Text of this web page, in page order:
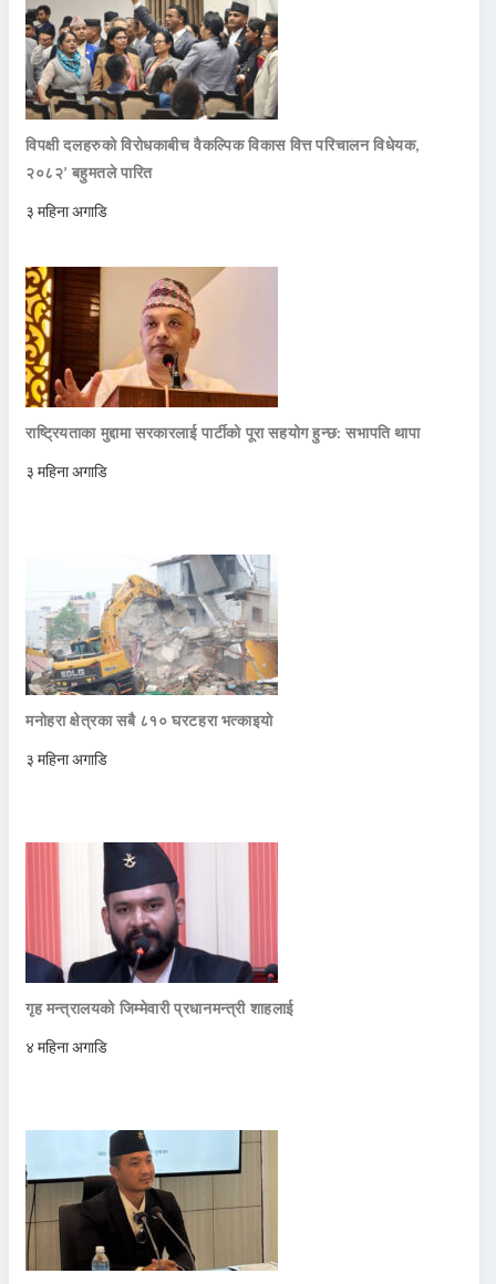
विपक्षी दलहरुको विरोधकाबीच वैकल्पिक विकास वित्त परिचालन विधेयक,
२०८२’ बहुमतले पारित
३ महिना अगाडि
राष्ट्रियताका मुद्दामा सरकारलाई पार्टीको पूरा सहयोग हुन्छ: सभापति थापा
३ महिना अगाडि
मनोहरा क्षेत्रका सबै ८१० घरटहरा भत्काइयो
३ महिना अगाडि
गृह मन्त्रालयको जिम्मेवारी प्रधानमन्त्री शाहलाई
४ महिना अगाडि